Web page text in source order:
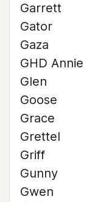
Garrett
Gator
Gaza
GHD Annie
Glen
Goose
Grace
Grettel
Griff
Gunny
Gwen